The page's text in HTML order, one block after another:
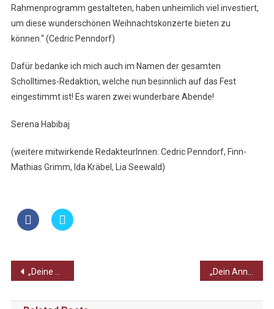
Rahmenprogramm gestalteten, haben unheimlich viel investiert,
um diese wunderschönen Weihnachtskonzerte bieten zu
können.“ (Cedric Penndorf)
Dafür bedanke ich mich auch im Namen der gesamten
Scholltimes-Redaktion, welche nun besinnlich auf das Fest
eingestimmt ist! Es waren zwei wunderbare Abende!
Serena Habibaj
(weitere mitwirkende RedakteurInnen: Cedric Penndorf, Finn-
Mathias Grimm, Ida Kräbel, Lia Seewald)
Beitragsnavigation
„Deine Anne“ – Impressionen aus den Guide-Touren #5 „Dein Anne“ -Abschluss eines sehr erfolgreichen Projektes – Podiumsdiskussion am Scholl